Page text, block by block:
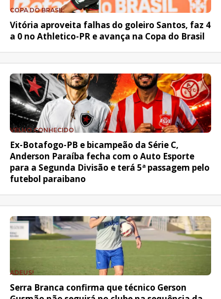
COPA DO BRASIL
Vitória aproveita falhas do goleiro Santos, faz 4
a 0 no Athletico-PR e avança na Copa do Brasil
VELHO CONHECIDO
Ex-Botafogo-PB e bicampeão da Série C,
Anderson Paraíba fecha com o Auto Esporte
para a Segunda Divisão e terá 5ª passagem pelo
futebol paraibano
ADEUS!
Serra Branca confirma que técnico Gerson